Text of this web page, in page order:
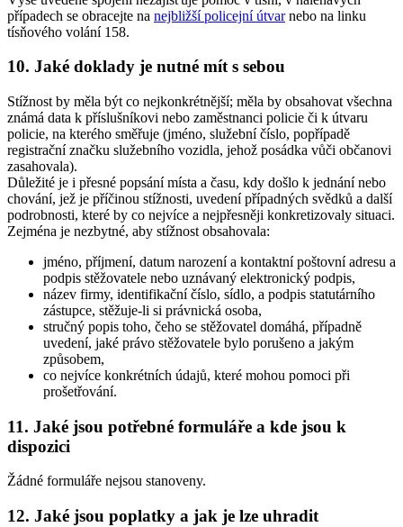
případech se obracejte na nejbližší policejní útvarnebo na linku
tísňového volání 158.
10. Jaké doklady je nutné mít s sebou
Stížnost by měla být co nejkonkrétnější; měla by obsahovat všechna
známá data k příslušníkovi nebo zaměstnanci policie či k útvaru
policie, na kterého směřuje (jméno, služební číslo, popřípadě
registrační značku služebního vozidla, jehož posádka vůči občanovi
zasahovala).
Důležité je i přesné popsání místa a času, kdy došlo k jednání nebo
chování, jež je příčinou stížnosti, uvedení případných svědků a další
podrobnosti, které by co nejvíce a nejpřesněji konkretizovaly situaci.
Zejména je nezbytné, aby stížnost obsahovala:
jméno, příjmení, datum narození a kontaktní poštovní adresu a
podpis stěžovatele nebo uznávaný elektronický podpis,
název firmy, identifikační číslo, sídlo, a podpis statutárního
zástupce, stěžuje-li si právnická osoba,
stručný popis toho, čeho se stěžovatel domáhá, případně
uvedení, jaké právo stěžovatele bylo porušeno a jakým
způsobem,
co nejvíce konkrétních údajů, které mohou pomoci při
prošetřování.
11. Jaké jsou potřebné formuláře a kde jsou k
dispozici
Žádné formuláře nejsou stanoveny.
12. Jaké jsou poplatky a jak je lze uhradit